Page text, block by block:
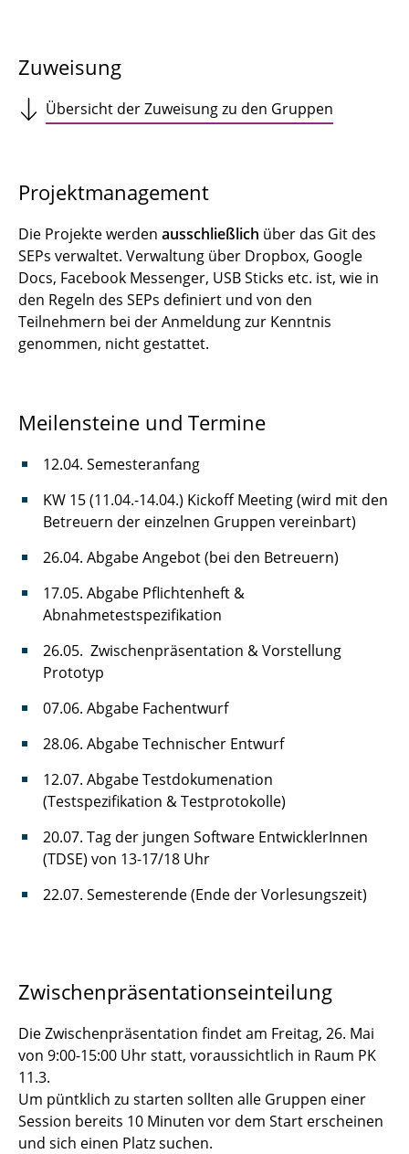
Zuweisung
Übersicht der Zuweisung zu den Gruppen
Projektmanagement
Die Projekte werden ausschließlich über das Git des
SEPs verwaltet. Verwaltung über Dropbox, Google
Docs, Facebook Messenger, USB Sticks etc. ist, wie in
den Regeln des SEPs definiert und von den
Teilnehmern bei der Anmeldung zur Kenntnis
genommen, nicht gestattet.
Meilensteine und Termine
12.04. Semesteranfang
KW 15 (11.04.-14.04.) Kickoff Meeting (wird mit den
Betreuern der einzelnen Gruppen vereinbart)
26.04. Abgabe Angebot (bei den Betreuern)
17.05. Abgabe Pflichtenheft &
Abnahmetestspezifikation
26.05. Zwischenpräsentation & Vorstellung
Prototyp
07.06. Abgabe Fachentwurf
28.06. Abgabe Technischer Entwurf
12.07. Abgabe Testdokumenation
(Testspezifikation & Testprotokolle)
20.07. Tag der jungen Software EntwicklerInnen
(TDSE) von 13-17/18 Uhr
22.07. Semesterende (Ende der Vorlesungszeit)
Zwischenpräsentationseinteilung
Die Zwischenpräsentation findet am Freitag, 26. Mai
von 9:00-15:00 Uhr statt, voraussichtlich in Raum PK
11.3.
Um püntklich zu starten sollten alle Gruppen einer
Session bereits 10 Minuten vor dem Start erscheinen
und sich einen Platz suchen.